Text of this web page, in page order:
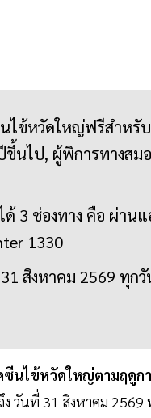
ไข้หวัดใหญ่ฟรีสำหรั
ขึ้นไป, ผู้พิการทางส
ด้ 3 ช่องทาง คือ ผ่าน
1330
สิงหาคม 2569 ทุกวั
นไข้หวัดใหญ่ตามฤดูก
วันที่ 31 สิงหาคม 2569